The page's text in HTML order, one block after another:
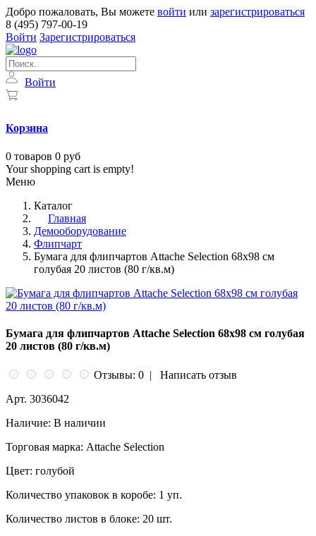
Добро пожаловать, Вы можете войти или зарегистрироваться
8 (495) 797-00-19
Войти Зарегистрироваться
Войти
Корзина
0 товаров 0 руб
Your shopping cart is empty!
Меню
Каталог
Главная
Демооборудование
Флипчарт
Бумага для флипчартов Attache Selection 68х98 см
голубая 20 листов (80 г/кв.м)
Бумага для флипчартов Attache Selection 68х98 см голубая
20 листов (80 г/кв.м)
Отзывы: 0 |
Написать отзыв
Арт. 3036042
Наличие: В наличии
Торговая марка: Attache Selection
Цвет: голубой
Количество упаковок в коробе: 1 уп.
Количество листов в блоке: 20 шт.